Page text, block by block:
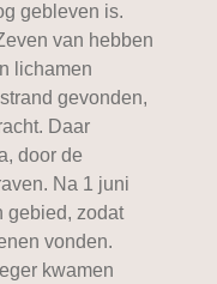
gebleven is.
van hebben
lichamen
gevonden,
Daar
door de
Na 1 juni
gebied, zodat
vonden.
kwamen